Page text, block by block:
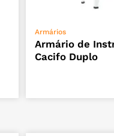
Armários
Armário de
Cacifo Duplo